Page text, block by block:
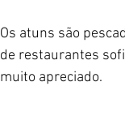
Os atuns são
de restaurantes
muito apreciado.